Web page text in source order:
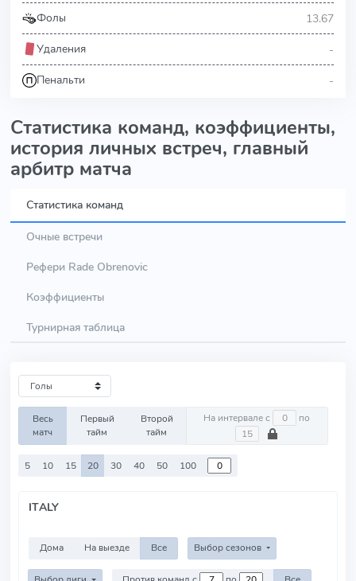
Фолы 13.67
Удаления -
Пенальти -
Статистика команд, коэффициенты,
история личных встреч, главный
арбитр матча
Статистика команд
Очные встречи
Рефери Rade Obrenovic
Коэффициенты
Турнирная таблица
Весь
матч
Первый
тайм
Второй
тайм
На интервале с по
5 10 15 20 30 40 50 100
ITALY
Дома На выезде Все Выбор сезонов